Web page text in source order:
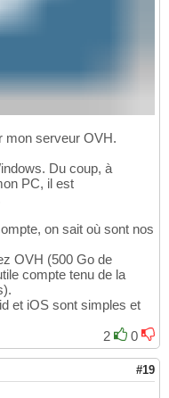
mon serveur OVH.
Du coup, à
PC, il est
on sait où sont nos
OVH (500 Go de
compte tenu de la
et iOS sont simples et
2
0
#19